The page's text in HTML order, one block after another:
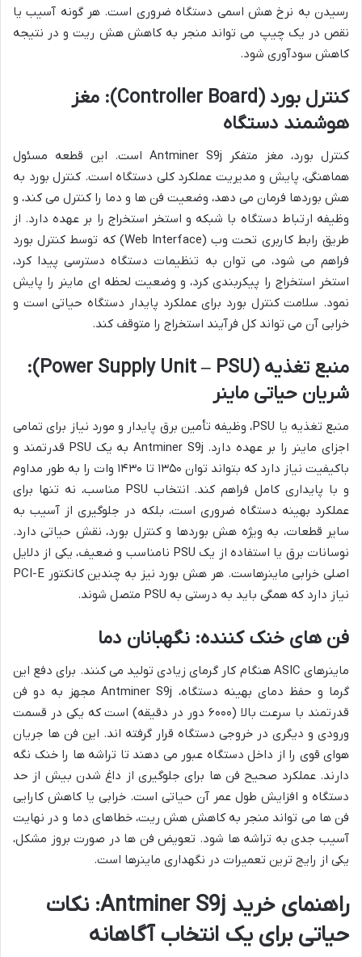
رسیدن به نرخ هش اسمی دستگاه ضروری است. هر گونه آسیب یا
نقص در یک چیپ می تواند منجر به کاهش هش ریت و در نتیجه
کاهش سودآوری شود.
کنترل بورد (Controller Board): مغز
هوشمند دستگاه
کنترل بورد، مغز متفکر Antminer S9j است. این قطعه مسئول
هماهنگی، پایش و مدیریت عملکرد کلی دستگاه است. کنترل بورد به
هش بوردها فرمان می دهد، وضعیت فن ها و دما را کنترل می کند، و
وظیفه ارتباط دستگاه با شبکه و استخر استخراج را بر عهده دارد. از
طریق رابط کاربری تحت وب (Web Interface) که توسط کنترل بورد
فراهم می شود، می توان به تنظیمات دستگاه دسترسی پیدا کرد،
استخر استخراج را پیکربندی کرد، و وضعیت لحظه ای ماینر را پایش
نمود. سلامت کنترل بورد برای عملکرد پایدار دستگاه حیاتی است و
خرابی آن می تواند کل فرآیند استخراج را متوقف کند.
منبع تغذیه (Power Supply Unit – PSU):
شریان حیاتی ماینر
منبع تغذیه یا PSU، وظیفه تأمین برق پایدار و مورد نیاز برای تمامی
اجزای ماینر را بر عهده دارد. Antminer S9j به یک PSU قدرتمند و
باکیفیت نیاز دارد که بتواند توان ۱۳۵۰ تا ۱۴۳۰ وات را به طور مداوم
و با پایداری کامل فراهم کند. انتخاب PSU مناسب، نه تنها برای
عملکرد بهینه دستگاه ضروری است، بلکه در جلوگیری از آسیب به
سایر قطعات، به ویژه هش بوردها و کنترل بورد، نقش حیاتی دارد.
نوسانات برق یا استفاده از یک PSU نامناسب و ضعیف، یکی از دلایل
اصلی خرابی ماینرهاست. هر هش بورد نیز به چندین کانکتور PCI-E
نیاز دارد که همگی باید به درستی به PSU متصل شوند.
فن های خنک کننده: نگهبانان دما
ماینرهای ASIC هنگام کار گرمای زیادی تولید می کنند. برای دفع این
گرما و حفظ دمای بهینه دستگاه، Antminer S9j مجهز به دو فن
قدرتمند با سرعت بالا (۶۰۰۰ دور در دقیقه) است که یکی در قسمت
ورودی و دیگری در خروجی دستگاه قرار گرفته اند. این فن ها جریان
هوای قوی را از داخل دستگاه عبور می دهند تا تراشه ها را خنک نگه
دارند. عملکرد صحیح فن ها برای جلوگیری از داغ شدن بیش از حد
دستگاه و افزایش طول عمر آن حیاتی است. خرابی یا کاهش کارایی
فن ها می تواند منجر به کاهش هش ریت، خطاهای دما و در نهایت
آسیب جدی به تراشه ها شود. تعویض فن ها در صورت بروز مشکل،
یکی از رایج ترین تعمیرات در نگهداری ماینرها است.
راهنمای خرید Antminer S9j: نکات
حیاتی برای یک انتخاب آگاهانه